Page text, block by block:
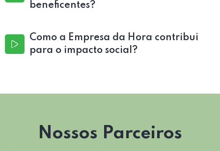
beneficentes?
Como a Empresa da Hora contribui
para o impacto social?
Nossos Parceiros